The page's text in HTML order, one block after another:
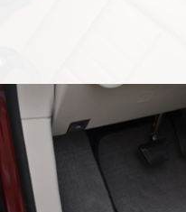
© ателье
корпус 1.
На нашем